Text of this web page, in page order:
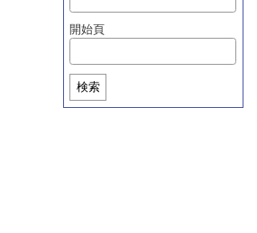
開始頁
検索